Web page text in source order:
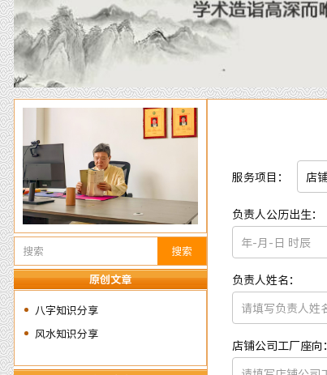
搜索
原创文章
八字知识分享
风水知识分享
服务项目：
负责人公历出生：
负责人姓名：
店铺公司工厂座向：